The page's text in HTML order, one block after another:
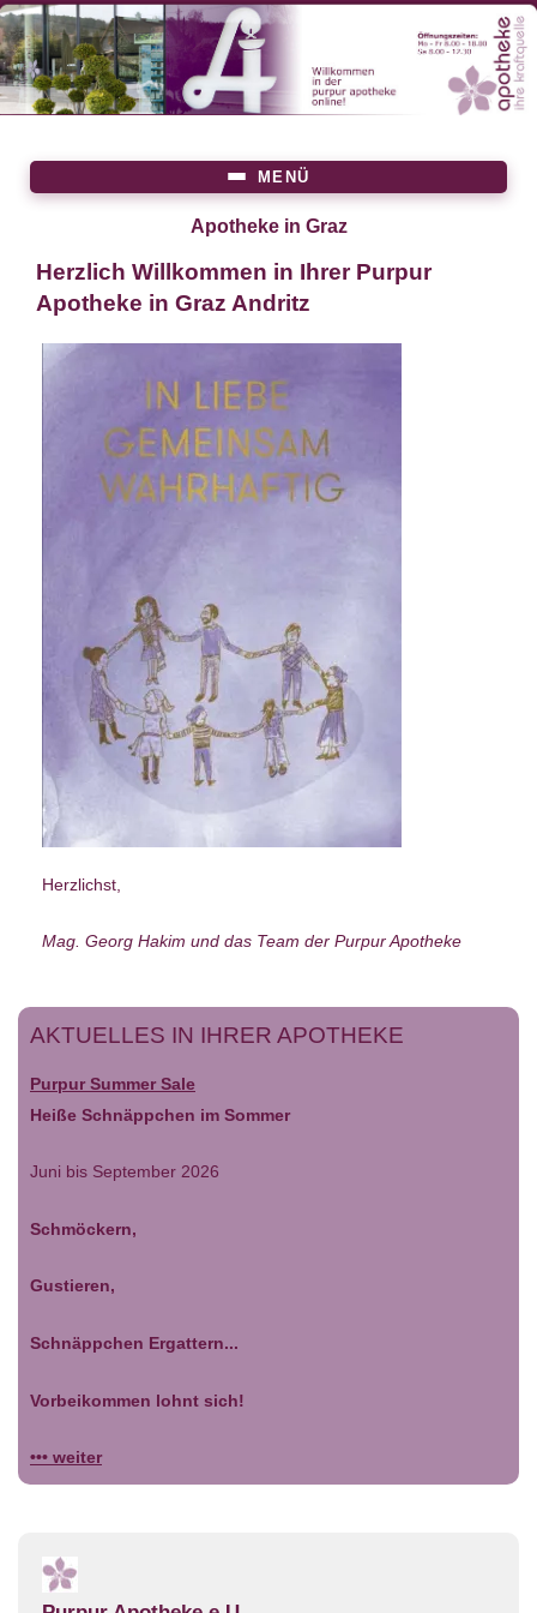
Direkt
zum
Inhalt
MENÜ
Main Apotheke in Graz
Herzlich Willkommen in Ihrer Purpur
Apotheke in Graz Andritz
Herzlichst,
Mag. Georg Hakim und das Team der Purpur Apotheke
AKTUELLES IN IHRER APOTHEKE
Purpur Summer Sale
Heiße Schnäppchen im Sommer
Juni bis September 2026
Schmöckern,
Gustieren,
Schnäppchen Ergattern...
Vorbeikommen lohnt sich!
••• weiter